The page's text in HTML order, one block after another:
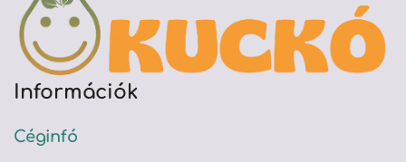
Információk
Céginfó